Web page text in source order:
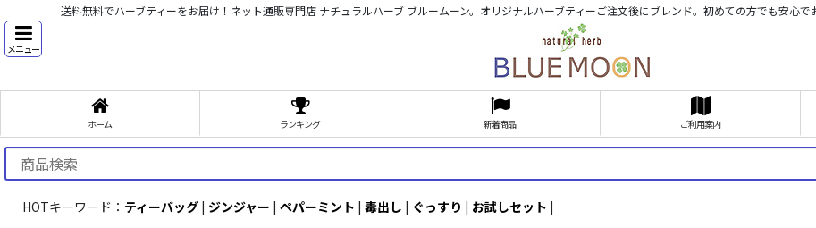
送料無料でハーブティーをお届け！ネット通販専門店 ナチュラルハーブ ブルームーン。オリジナルハーブティーご注文後にブレンド。初めての方でも安心
メニュー
ホーム ランキング 新着商品 ご利用案内
HOTキーワード： ティーバッグ | ジンジャー | ペパーミント | 毒出し | ぐっすり | お試しセット |